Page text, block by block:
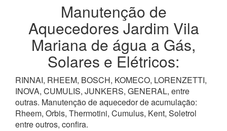
Manutenção de
Aquecedores Jardim Vila
Mariana de água a Gás,
Solares e Elétricos:
RINNAI, RHEEM, BOSCH, KOMECO, LORENZETTI,
INOVA, CUMULIS, JUNKERS, GENERAL, entre
outras. Manutenção de aquecedor de acumulação:
Rheem, Orbis, Thermotini, Cumulus, Kent, Soletrol
entre outros, confira.